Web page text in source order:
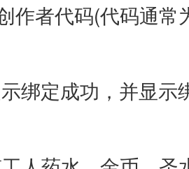
作者代码(代码通常
绑定成功，并显示